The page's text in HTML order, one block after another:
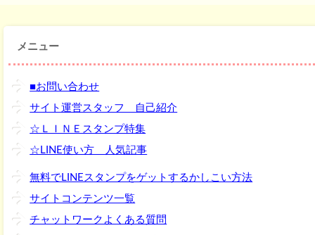
メニュー
■お問い合わせ
サイト運営スタッフ 自己紹介
☆ＬＩＮＥスタンプ特集
☆LINE使い方 人気記事
無料でLINEスタンプをゲットするかしこい方法
サイトコンテンツ一覧
チャットワークよくある質問